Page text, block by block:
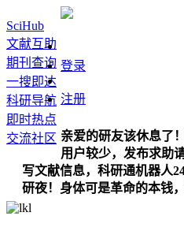
SciHub
文献互助
期刊查询
一搜即达
科研导航
即时热点
交流社区
登录
注册
亲爱的研友该休息了
用户较少，发布求助
写文献信息，科研通机器人
研夜！身体可是革命的本钱